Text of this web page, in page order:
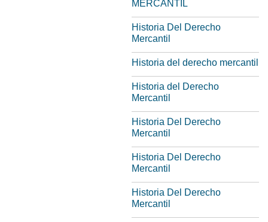
MERCANTIL
Historia Del Derecho
Mercantil
Historia del derecho mercantil
Historia del Derecho
Mercantil
Historia Del Derecho
Mercantil
Historia Del Derecho
Mercantil
Historia Del Derecho
Mercantil